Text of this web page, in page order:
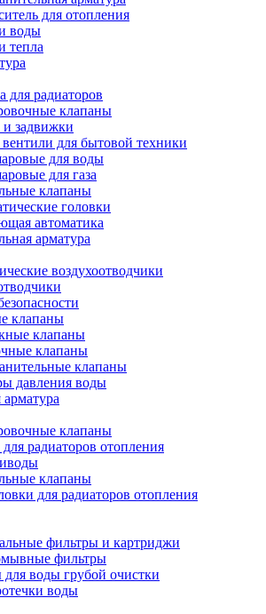
для отопления
воды
тепла
для радиаторов
клапаны
задвижки
для бытовой техники
для воды
для газа
клапаны
головки
автоматика
арматура
воздухоотводчики
клапаны
клапаны
клапаны
клапаны
давления воды
клапаны
радиаторов отопления
клапаны
для радиаторов отопления
фильтры и картриджи
фильтры
воды грубой очистки
воды